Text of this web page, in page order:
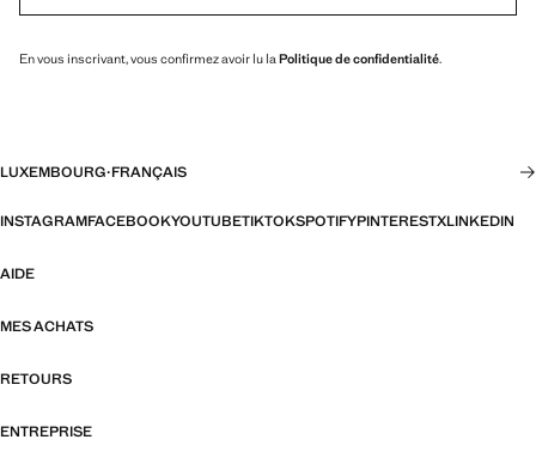
En vous inscrivant, vous confirmez avoir lu la Politique de confidentialité.
LUXEMBOURG·FRANÇAIS
INSTAGRAMFACEBOOKYOUTUBETIKTOKSPOTIFYPINTERESTXLINKEDIN
AIDE
MES ACHATS
RETOURS
ENTREPRISE